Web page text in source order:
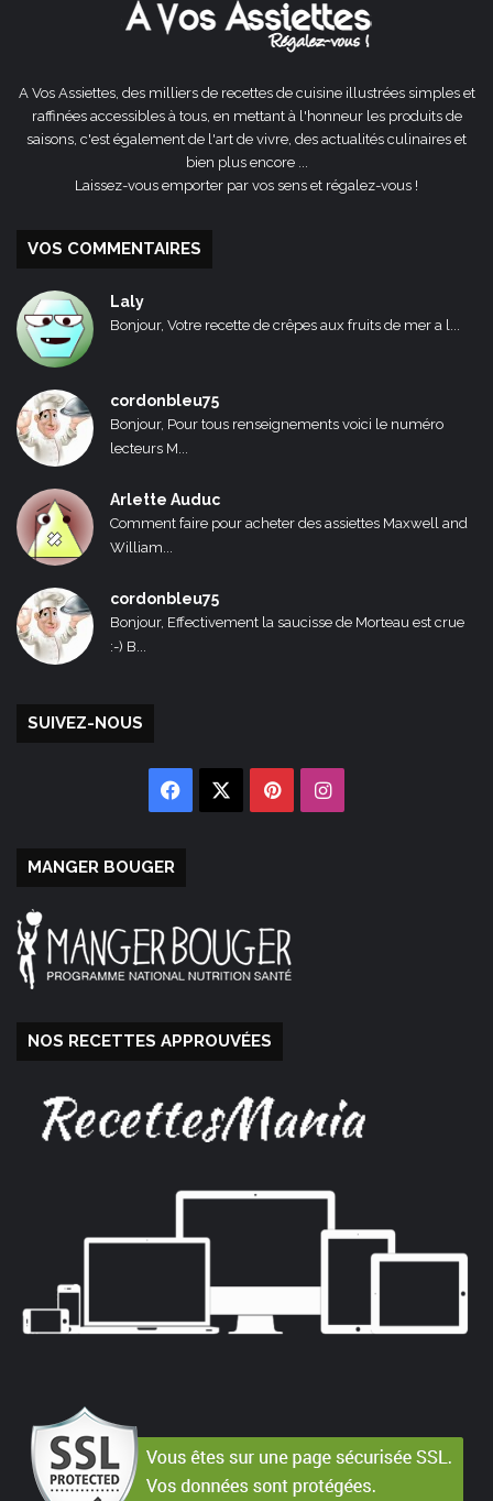
A Vos Assiettes, des milliers de recettes de cuisine illustrées simples et
raffinées accessibles à tous, en mettant à l'honneur les produits de
saisons, c'est également de l'art de vivre, des actualités culinaires et
bien plus encore ...
Laissez-vous emporter par vos sens et régalez-vous !
VOS COMMENTAIRES
Laly
Bonjour, Votre recette de crêpes aux fruits de mer a l...
cordonbleu75
Bonjour, Pour tous renseignements voici le numéro
lecteurs M...
Arlette Auduc
Comment faire pour acheter des assiettes Maxwell and
William...
cordonbleu75
Bonjour, Effectivement la saucisse de Morteau est crue
:-) B...
SUIVEZ-NOUS
Facebook PinterestInstagram
MANGER BOUGER
NOS RECETTES APPROUVÉES